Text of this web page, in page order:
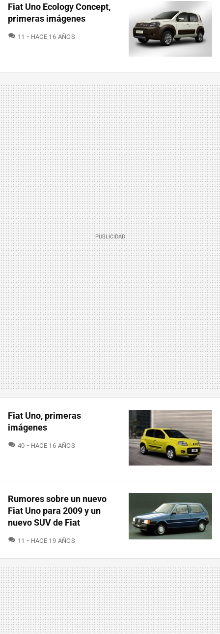
Fiat Uno Ecology Concept,
primeras imágenes
11 COMENTARIOS
HACE 16 AÑOS
Fiat Uno, primeras
imágenes
40 COMENTARIOS
HACE 16 AÑOS
Rumores sobre un nuevo
Fiat Uno para 2009 y un
nuevo SUV de Fiat
11 COMENTARIOS
HACE 19 AÑOS